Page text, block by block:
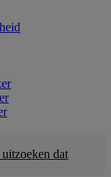
dat